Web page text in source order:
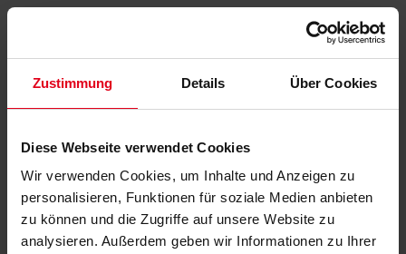
Zustimmung Details Über Cookies
Diese Webseite verwendet Cookies
Wir verwenden Cookies, um Inhalte und Anzeigen zu
personalisieren, Funktionen für soziale Medien anbieten
zu können und die Zugriffe auf unsere Website zu
analysieren. Außerdem geben wir Informationen zu Ihrer